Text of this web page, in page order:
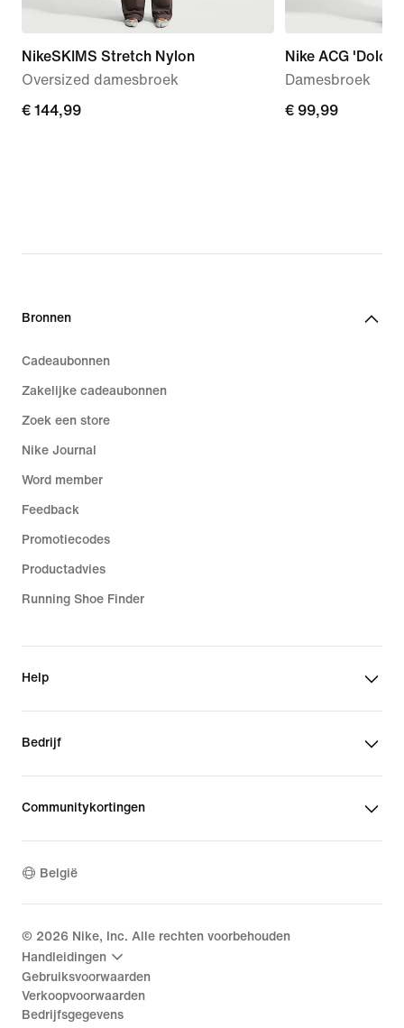
NikeSKIMS Stretch Nylon
Oversized damesbroek
€ 144,99
€ 144,99
Nike ACG
Damesbroek
€ 99,99
€ 99,99
Bronnen
Cadeaubonnen
Zakelijke cadeaubonnen
Zoek een store
Nike Journal
Word member
Feedback
Promotiecodes
Productadvies
Running Shoe Finder
Help
Bedrijf
Communitykortingen
België
© 2026 Nike, Inc. Alle rechten voorbehouden
Handleidingen
Gebruiksvoorwaarden
Verkoopvoorwaarden
Bedrijfsgegevens